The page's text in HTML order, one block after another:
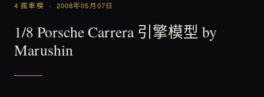
4 瘋車模 · 2008年05月07日
1/8 Porsche Carrera 引擎模型 by
Marushin